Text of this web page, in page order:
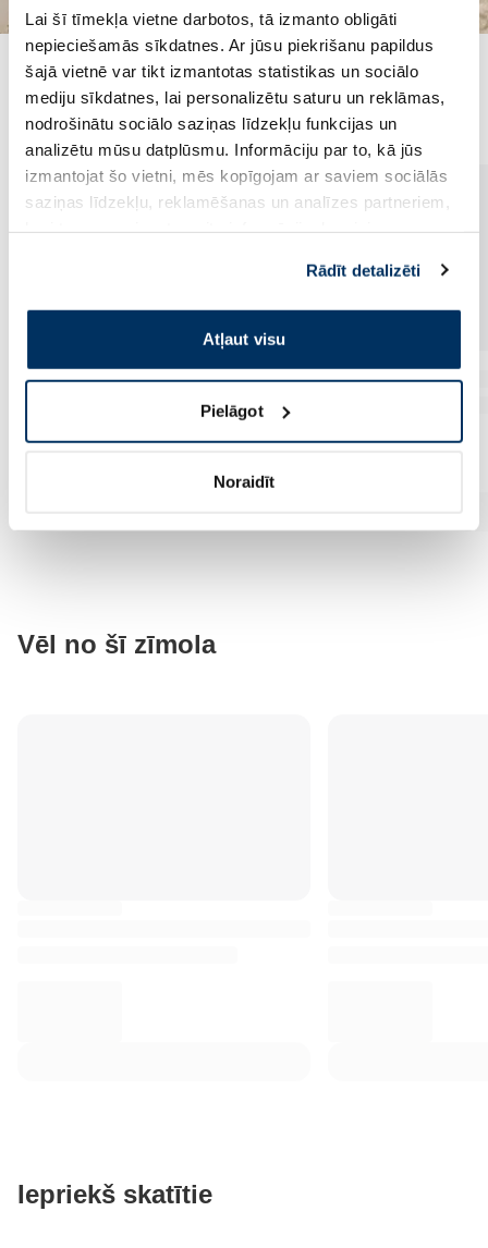
Lai šī tīmekļa vietne darbotos, tā izmanto obligāti
nepieciešamās sīkdatnes. Ar jūsu piekrišanu papildus
šajā vietnē var tikt izmantotas statistikas un sociālo
mediju sīkdatnes, lai personalizētu saturu un reklāmas,
nodrošinātu sociālo saziņas līdzekļu funkcijas un
analizētu mūsu datplūsmu. Informāciju par to, kā jūs
izmantojat šo vietni, mēs kopīgojam ar saviem sociālās
saziņas līdzekļu, reklamēšanas un analīzes partneriem,
pakalpojumus. Ja piekrītat šo papildu sīkdatņu
izmantošanai, lūdzu, atzīmējiet savu izvēli:
Rādīt detalizēti
Atļaut visu
Pielāgot
Noraidīt
Populārākie kategorijā
Vēl no šī zīmola
Iepriekš skatītie